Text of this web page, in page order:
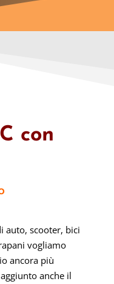
con
auto, scooter, bici
vogliamo
ancora più
anche il